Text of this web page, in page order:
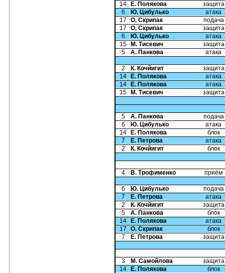
14
Е. Полякова
защита
6
Ю. Цибулько
атака
17
О. Скрипак
подача
17
О. Скрипак
защита
6
Ю. Цибулько
атака
15
М. Тисевич
защита
5
А. Панкова атака
2 К. Кочйигит
защита
14
Е. Полякова
атака
14
Е. Полякова
атака
15
М. Тисевич защита
5 А. Панкова
подача
6
Ю. Цибулько
атака
14
Е. Полякова
блок
7
Е. Петрова
атака
2
К. Кочйигит блок
4 В. Трофименко приём
6 Ю. Цибулько
подача
7
Е. Петрова
атака
2
К. Кочйигит
защита
5
А. Панкова
блок
14
Е. Полякова
атака
17
О. Скрипак
блок
7
Е. Петрова защита
3 М. Самойлова
защита
14
Е. Полякова блок